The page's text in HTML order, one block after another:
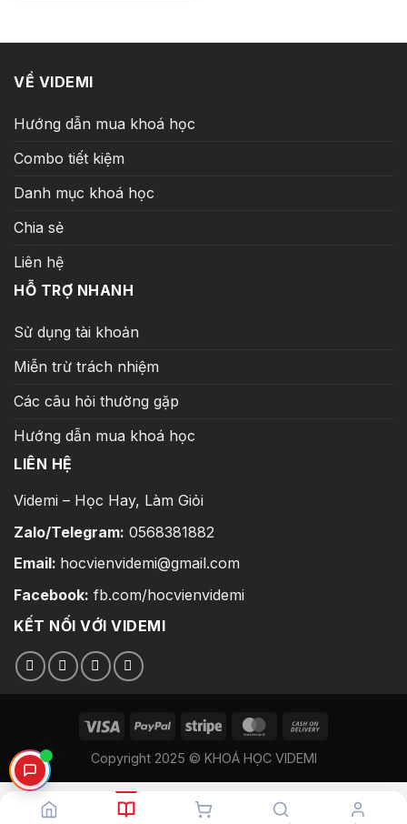
VỀ VIDEMI
Hướng dẫn mua khoá học
Combo tiết kiệm
Danh mục khoá học
Chia sẻ
Liên hệ
HỖ TRỢ NHANH
Sử dụng tài khoản
Miễn trừ trách nhiệm
Các câu hỏi thường gặp
Hướng dẫn mua khoá học
LIÊN HỆ
Videmi – Học Hay, Làm Giỏi
Zalo/Telegram: 0568381882
Email: hocvienvidemi@gmail.com
Facebook: fb.com/hocvienvidemi
KẾT NỐI VỚI VIDEMI
Copyright 2025 © KHOÁ HỌC VIDEMI